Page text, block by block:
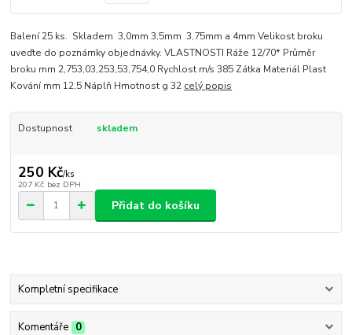
Balení 25 ks. Skladem 3,0mm 3,5mm 3,75mm a 4mm Velikost broku
uveďte do poznámky objednávky. VLASTNOSTI Ráže 12/70* Průměr
broku mm 2,753,03,253,53,754,0 Rychlost m/s 385 Zátka Materiál Plast
Kování mm 12,5 Náplň Hmotnost g 32 celý popis
Dostupnost skladem
250 Kč/ks
207 Kč bez DPH
Přidat do košíku
Kompletní specifikace
Komentáře 0